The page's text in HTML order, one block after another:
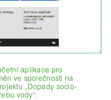
aplikace pro
ve společnosti na
„Dopady socio-
vody“.